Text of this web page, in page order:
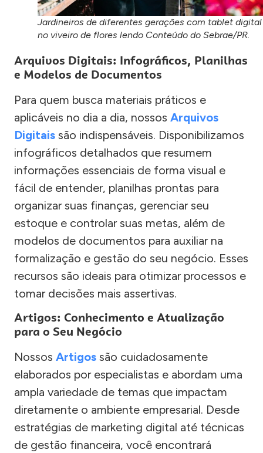
Jardineiros de diferentes gerações com tablet digital
no viveiro de flores lendo Conteúdo do Sebrae/PR.
Arquivos Digitais: Infográficos, Planilhas
e Modelos de Documentos
Para quem busca materiais práticos e
aplicáveis no dia a dia, nossos Arquivos
Digitais são indispensáveis. Disponibilizamos
infográficos detalhados que resumem
informações essenciais de forma visual e
fácil de entender, planilhas prontas para
organizar suas finanças, gerenciar seu
estoque e controlar suas metas, além de
modelos de documentos para auxiliar na
formalização e gestão do seu negócio. Esses
recursos são ideais para otimizar processos e
tomar decisões mais assertivas.
Artigos: Conhecimento e Atualização
para o Seu Negócio
Nossos Artigos são cuidadosamente
elaborados por especialistas e abordam uma
ampla variedade de temas que impactam
diretamente o ambiente empresarial. Desde
estratégias de marketing digital até técnicas
de gestão financeira, você encontrará